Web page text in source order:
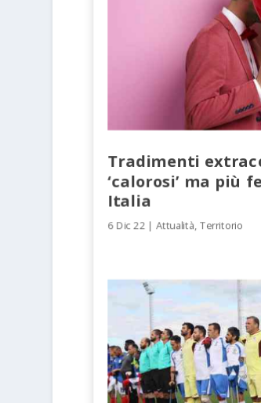
Tradimenti
‘calorosi’ ma più
Italia
6 Dic 22 |Attualità ,Territorio